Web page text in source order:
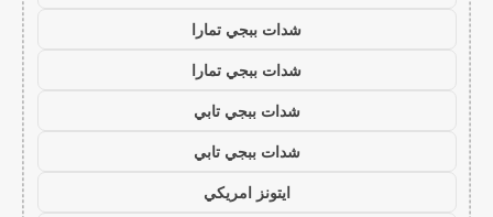
شدات ببجي تمارا
شدات ببجي تمارا
شدات ببجي تابي
شدات ببجي تابي
ايتونز امريكي